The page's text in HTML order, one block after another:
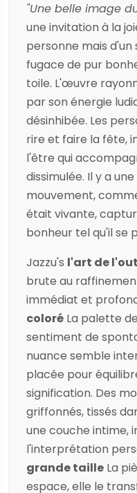
"Une belle image
une invitation à la
personne mais
fugace de pur
toile. L'œuvre
par son énergie
désinhibée. Les
rire et faire la fête,
l'être qui
dissimulée. Il y a
mouvement,
était vivante,
bonheur tel qu'il se
Jazzu's l'art de
brute au
immédiat et
coloré La palette
sentiment de
nuance semble
placée pour
signification. Des
griffonnés, tissés
une couche intime,
l'interprétation
grande taille La
espace, elle le